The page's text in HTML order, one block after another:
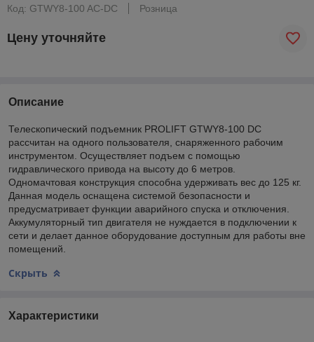
Код: GTWY8-100 AС-DC
Розница
Цену уточняйте
Описание
Телескопический подъемник PROLIFT GTWY8-100 DС
рассчитан на одного пользователя, снаряженного рабочим
инструментом. Осуществляет подъем с помощью
гидравлического привода на высоту до 6 метров.
Одномачтовая конструкция способна удерживать вес до 125 кг.
Данная модель оснащена системой безопасности и
предусматривает функции аварийного спуска и отключения.
Аккумуляторный тип двигателя не нуждается в подключении к
сети и делает данное оборудование доступным для работы вне
помещений.
Скрыть
Характеристики